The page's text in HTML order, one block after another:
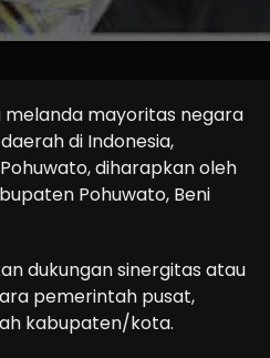
melanda mayoritas negara
di Indonesia,
diharapkan oleh
Pohuwato, Beni
dukungan sinergitas atau
pemerintah pusat,
kabupaten/kota.